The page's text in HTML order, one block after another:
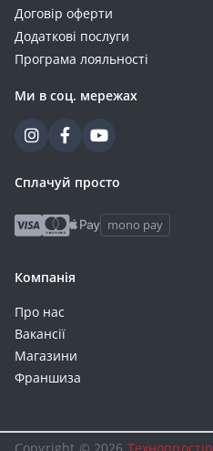
Договір оферти
Додаткові послуги
Програма лояльності
Ми в соц. мережах
Сплачуй просто
mono pay
Компанія
Про нас
Вакансії
Магазини
Франшиза
Copyright © 2026 Технопростір